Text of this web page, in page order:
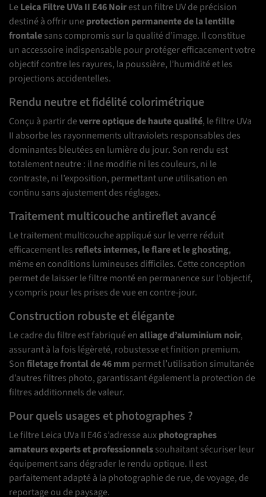
LeLeica Filtre UVa II E46 Noirest un filtre UV de précision
destiné à offrir uneprotection permanente de la lentille
frontalesans compromis sur la qualité d’image. Il constitue
un accessoire indispensable pour protéger efficacement votre
objectif contre les rayures, la poussière, l’humidité et les
projections accidentelles.
Rendu neutre et fidélité colorimétrique
Conçu à partir deverre optique de haute qualité, le filtre UVa
II absorbe les rayonnements ultraviolets responsables des
dominantes bleutées en lumière du jour. Son rendu est
totalement neutre : il ne modifie ni les couleurs, ni le
contraste, ni l’exposition, permettant une utilisation en
continu sans ajustement des réglages.
Traitement multicouche antireflet avancé
Le traitement multicouche appliqué sur le verre réduit
efficacement les reflets internes, le flare et le ghosting,
même en conditions lumineuses difficiles. Cette conception
permet de laisser le filtre monté en permanence sur l’objectif,
y compris pour les prises de vue en contre-jour.
Construction robuste et élégante
Le cadre du filtre est fabriqué enalliage d’aluminium noir,
assurant à la fois légèreté, robustesse et finition premium.
Sonfiletage frontal de 46 mm permet l’utilisation simultanée
d’autres filtres photo, garantissant également la protection de
filtres additionnels de valeur.
Pour quels usages et photographes ?
Le filtre Leica UVa II E46 s’adresse auxphotographes
amateurs experts et professionnelssouhaitant sécuriser leur
équipement sans dégrader le rendu optique. Il est
parfaitement adapté à la photographie de rue, de voyage, de
reportage ou de paysage.